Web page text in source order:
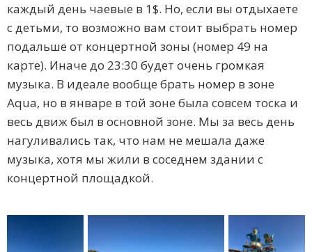
каждый день чаевые в 1$. Но, если вы отдыхаете
с детьми, то возможно вам стоит выбрать номер
подальше от концертной зоны (номер 49 на
карте). Иначе до 23:30 будет очень громкая
музыка. В идеале вообще брать номер в зоне
Aqua, но в январе в той зоне была совсем тоска и
весь движ был в основной зоне. Мы за весь день
нагуливались так, что нам не мешала даже
музыка, хотя мы жили в соседнем здании с
концертной площадкой.